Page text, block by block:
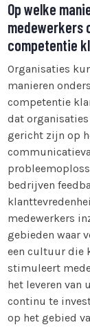
Op welke
medewerkers
competentie
Organisaties
manieren
competentie
dat
gericht zijn op
bedrijven
medewerkers
gebieden waar
een cultuur die
stimuleert
het leveren van
continu te
op het gebied